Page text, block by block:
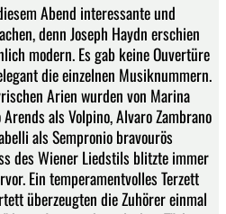
Abend interessante und
denn Joseph Haydn erschien
modern. Es gab keine Ouvertüre
die einzelnen Musiknummern.
Arien wurden von Marina
als Volpino, Alvaro Zambrano
als Sempronio bravourös
des Wiener Liedstils blitzte immer
Ein temperamentvolles Terzett
überzeugten die Zuhörer einmal